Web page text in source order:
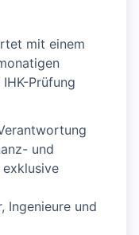
mit einem
Prüfung
und
Ingenieure und